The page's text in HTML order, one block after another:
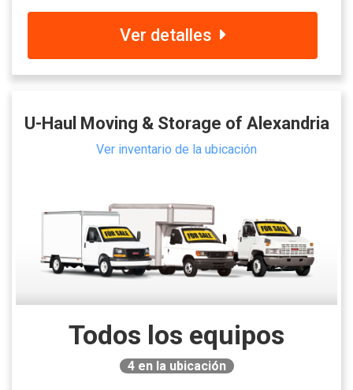
Ver detalles
U-Haul Moving & Storage of Alexandria
Ver inventario de la ubicación
Todos los equipos
4en la ubicación